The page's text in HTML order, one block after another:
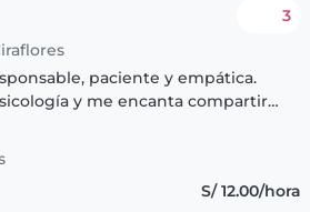
3
paciente y empática.
y me encanta compartir
S/ 12.00/hora